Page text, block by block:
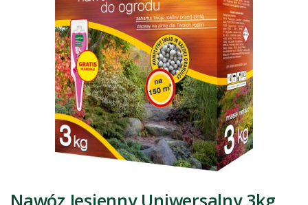
Nawóz Jesienny Uniwersalny 3kg